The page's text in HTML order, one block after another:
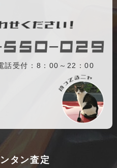
話受付：8：00～22：00
タン査定